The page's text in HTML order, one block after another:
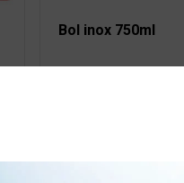
Bol inox 750ml